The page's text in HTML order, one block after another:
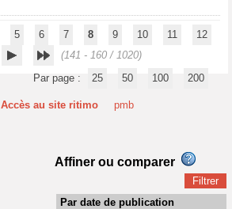
5 6 7 8 9 10 11
12
(141 - 160 / 1020)
Par page :
25 50 100 200
Accès au site ritimo pmb
Affiner ou comparer
Par date de publication